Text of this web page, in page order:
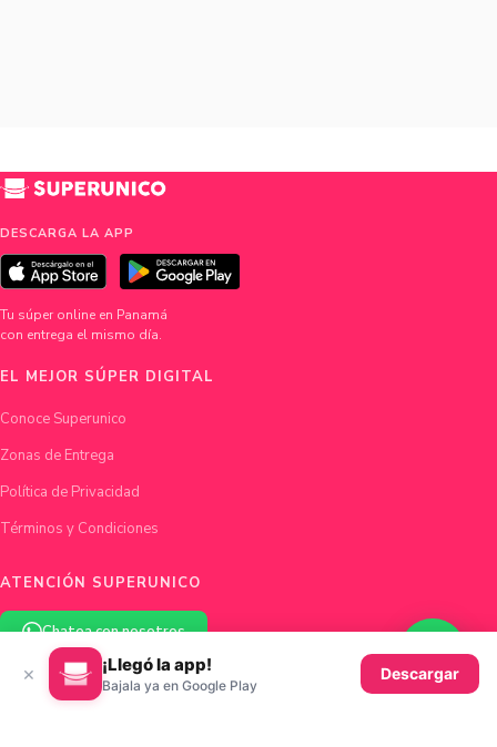
DESCARGA LA APP
Tu súper online en Panamá
con entrega el mismo día.
EL MEJOR SÚPER DIGITAL
Conoce Superunico
Zonas de Entrega
Política de Privacidad
Términos y Condiciones
ATENCIÓN SUPERUNICO
Chatea con nosotros
hola@superunico.com
× ¡Llegó la app!
Bajala ya en Google Play
Descargar